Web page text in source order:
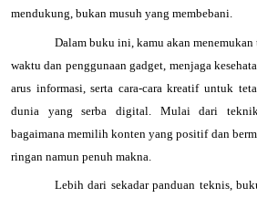
mendukung, bukan musuh yang membebani.
Dalam buku ini, kamu akan
waktu dan penggunaan gadget, menjaga
arus informasi, serta cara-cara kreatif untuk
dunia yang serba digital. Mulai dari
bagaimana memilih konten yang positif dan
ringan namun penuh makna.
Lebih dari sekadar panduan teknis,